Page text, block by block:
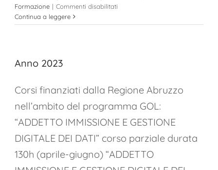
Formazione | Commenti disabilitati
2024
Continua a leggere
Anno 2023
Corsi finanziati dalla Regione Abruzzo
nell’ambito del programma GOL:
“ADDETTO IMMISSIONE E GESTIONE
DIGITALE DEI DATI” corso parziale durata
130h (aprile-giugno) “ADDETTO